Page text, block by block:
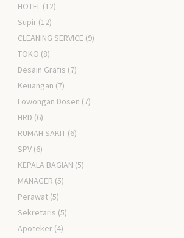
HOTEL (12)
Supir (12)
CLEANING SERVICE (9)
TOKO (8)
Desain Grafis (7)
Keuangan (7)
Lowongan Dosen (7)
HRD (6)
RUMAH SAKIT (6)
SPV (6)
KEPALA BAGIAN (5)
MANAGER (5)
Perawat (5)
Sekretaris (5)
Apoteker (4)